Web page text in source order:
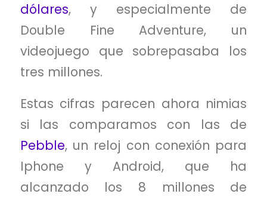
dólares, y especialmente de
Double Fine Adventure, un
videojuego que sobrepasaba los
tres millones.
Estas cifras parecen ahora nimias
si las comparamos con las de
Pebble, un reloj con conexión para
Iphone y Android, que ha
alcanzado los 8 millones de